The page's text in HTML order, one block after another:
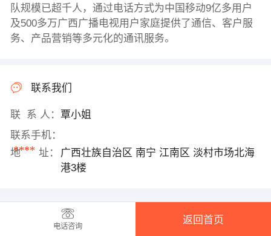
队规模已超千人，通过电话方式为中国移动9亿多用户
及500多万广西广播电视用户家庭提供了通信、客户服
务、产品营销等多元化的通讯服务。
联系我们
联 系 人： 覃小姐
联系手机：
****
地 址：
广西壮族自治区 南宁 江南区 淡村市场北海
港3楼
电话咨询
返回首页